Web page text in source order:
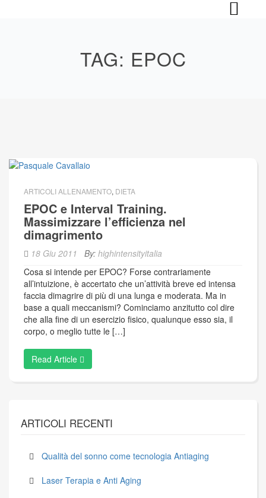
TAG: EPOC
ARTICOLI ALLENAMENTO, DIETA
EPOC e Interval Training.
Massimizzare l’efficienza nel
dimagrimento
18 Giu 2011 By: highintensityitalia
Cosa si intende per EPOC? Forse contrariamente
all’intuizione, è accertato che un’attività breve ed intensa
faccia dimagrire di più di una lunga e moderata. Ma in
base a quali meccanismi? Cominciamo anzitutto col dire
che alla fine di un esercizio fisico, qualunque esso sia, il
corpo, o meglio tutte le […]
Read Article
ARTICOLI RECENTI
Qualità del sonno come tecnologia Antiaging
Laser Terapia e Anti Aging